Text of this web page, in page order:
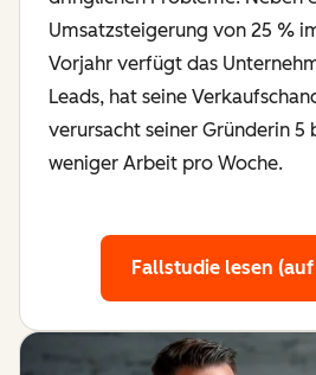
Umsatzsteigerung von 25 %
Vorjahr verfügt das
Leads, hat seine
verursacht seiner Gründerin 5
weniger Arbeit pro Woche.
Fallstudie lesen